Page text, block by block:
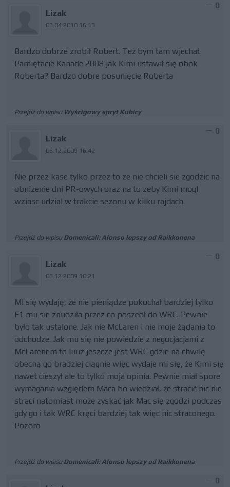
Lizak
03.04.2010 16:13
0
Bardzo dobrze zrobił Robert. Też bym tam wjechał.
Pamiętacie Kanade 2008 jak Kimi ustawił się obok
Roberta? Bardzo dobre posunięcie Roberta
Przejdź do wpisu Wyścigowy spryt Kubicy
Lizak
06.12.2009 16:42
0
Nie przez kase tylko przez to ze nie chcieli sie zgodzic na
obnizenie dni PR-owych oraz na to zeby Kimi mogl
wziasc udzial w trakcie sezonu w kilku rajdach
Przejdź do wpisu Domenicali: Alonso lepszy od Raikkonena
Lizak
06.12.2009 10:21
0
MI się wydaję, że nie pieniądze pokochał bardziej tylko
F1 mu sie znudziła przez co poszedł do WRC. Pewnie
było tak ustalone. Jak nie McLaren i nie moje żądania to
odchodze. Jak mu się nie powiedzie z negocjacjami z
McLarenem to luuz jeszcze jest WRC gdzie na chwilę
obecną go bradziej ciągnie więc wydaje mi się, że Kimi się
nawet cieszył ale to tylko moja opinia. Pewnie miał spore
wymagania względem Maca bo wiedział, że stracić nic nie
straci natomiast może zyskać jak Mac się zgodzi podczas
gdy go i tak WRC kręci bardziej tak więc nic straconego.
Pozdro
Przejdź do wpisu Domenicali: Alonso lepszy od Raikkonena
0